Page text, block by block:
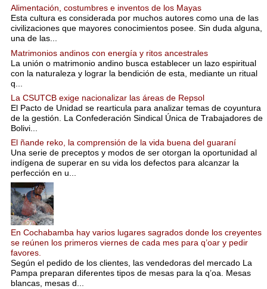
Alimentación, costumbres e inventos de los Mayas
Esta cultura es considerada por muchos autores como una de las
civilizaciones que mayores conocimientos posee. Sin duda alguna,
una de las...
Matrimonios andinos con energía y ritos ancestrales
La unión o matrimonio andino busca establecer un lazo espiritual
con la naturaleza y lograr la bendición de esta, mediante un ritual
q...
La CSUTCB exige nacionalizar las áreas de Repsol
El Pacto de Unidad se rearticula para analizar temas de coyuntura
de la gestión. La Confederación Sindical Única de Trabajadores de
Bolivi...
El ñande reko, la comprensión de la vida buena del guaraní
Una serie de preceptos y modos de ser otorgan la oportunidad al
indígena de superar en su vida los defectos para alcanzar la
perfección en u...
En Cochabamba hay varios lugares sagrados donde los creyentes
se reúnen los primeros viernes de cada mes para q’oar y pedir
favores.
Según el pedido de los clientes, las vendedoras del mercado La
Pampa preparan diferentes tipos de mesas para la q’oa. Mesas
blancas, mesas d...